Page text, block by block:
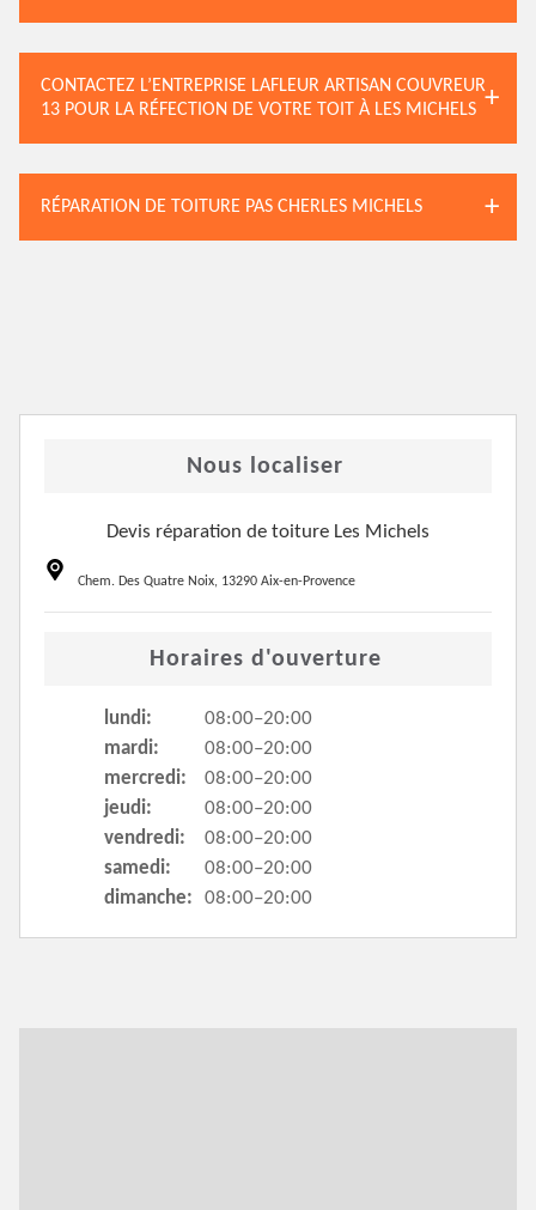
CONTACTEZ L’ENTREPRISE LAFLEUR ARTISAN COUVREUR
13 POUR LA RÉFECTION DE VOTRE TOIT À LES MICHELS
RÉPARATION DE TOITURE PAS CHERLES MICHELS
Nous localiser
Devis réparation de toiture Les Michels
Chem. Des Quatre Noix, 13290 Aix-en-Provence
Horaires d'ouverture
lundi:
08:00–20:00
mardi:
08:00–20:00
mercredi:
08:00–20:00
jeudi:
08:00–20:00
vendredi:
08:00–20:00
samedi:
08:00–20:00
dimanche:
08:00–20:00